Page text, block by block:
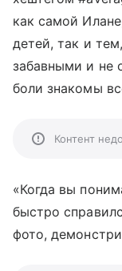
как самой
детей, так и
забавными и не
боли знакомы
Контент
«Когда вы
быстро
фото,